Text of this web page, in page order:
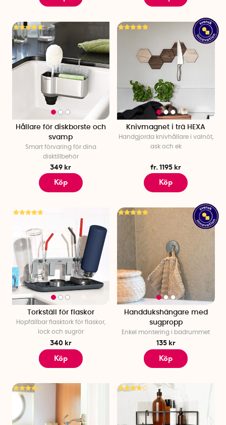
Hållare för diskborste och
svamp
Smart förvaring för dina
disktillbehör
349 kr
Köp
Knivmagnet i trä HEXA
Handgjorda knivhållare i valnöt,
ask och ek
fr. 1195 kr
Köp
Torkställ för flaskor
Hopfällbar flasktork för flaskor,
lock och sugrör
340 kr
Köp
Handdukshängare med
sugpropp
Enkel montering i badrummet
135 kr
Köp